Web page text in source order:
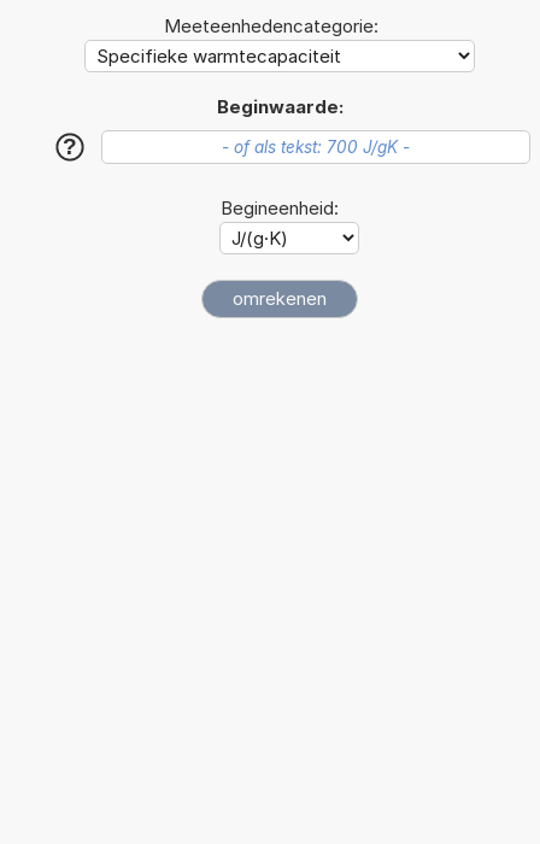
Meeteenhedencategorie:
Beginwaarde:
?
Begineenheid: